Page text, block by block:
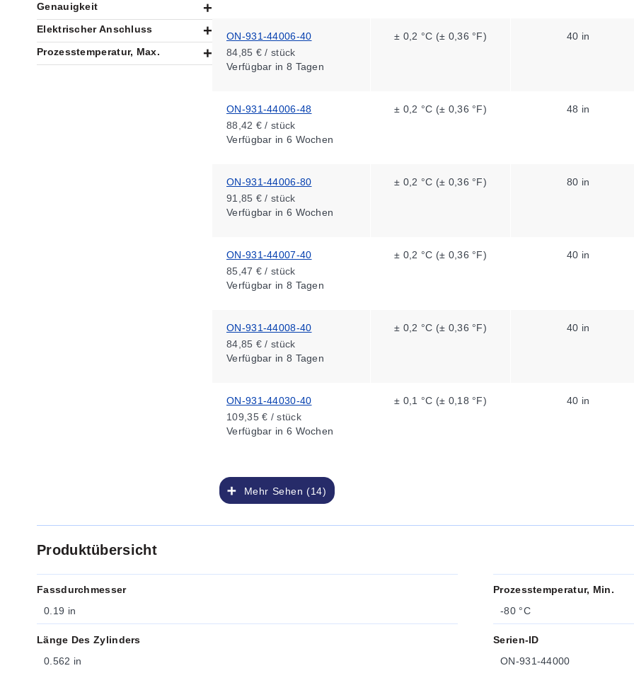
Genauigkeit
Elektrischer Anschluss
Prozesstemperatur, Max.
Mehr Sehen (14)
ON-931-44006-40
84,85 € / stück
Verfügbar in 8 Tagen
± 0,2 °C (± 0,36 °F) 40 in
ON-931-44006-48
88,42 € / stück
Verfügbar in 6 Wochen
± 0,2 °C (± 0,36 °F) 48 in
ON-931-44006-80
91,85 € / stück
Verfügbar in 6 Wochen
± 0,2 °C (± 0,36 °F) 80 in
ON-931-44007-40
85,47 € / stück
Verfügbar in 8 Tagen
± 0,2 °C (± 0,36 °F) 40 in
ON-931-44008-40
84,85 € / stück
Verfügbar in 8 Tagen
± 0,2 °C (± 0,36 °F) 40 in
ON-931-44030-40
109,35 € / stück
Verfügbar in 6 Wochen
± 0,1 °C (± 0,18 °F) 40 in
Produktübersicht
Fassdurchmesser
0.19 in
Länge Des Zylinders
0.562 in
Prozesstemperatur, Min.
-80 °C
Serien-ID
ON-931-44000